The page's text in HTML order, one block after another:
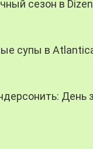
сезон в
супы в
День